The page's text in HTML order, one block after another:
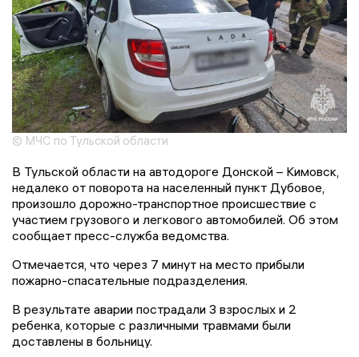
© МЧС по Тульской области
В Тульской области на автодороге Донской – Кимовск,
недалеко от поворота на населенный пункт Дубовое,
произошло дорожно-транспортное происшествие с
участием грузового и легкового автомобилей. Об этом
сообщает пресс-служба ведомства.
Отмечается, что через 7 минут на место прибыли
пожарно-спасательные подразделения.
В результате аварии пострадали 3 взрослых и 2
ребенка, которые с различными травмами были
доставлены в больницу.